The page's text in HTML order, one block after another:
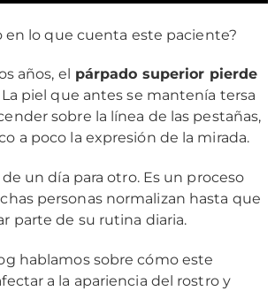
en lo que cuenta este paciente?
años, el párpado superior pierde
La piel que antes se mantenía tersa
sobre la línea de las pestañas,
a poco la expresión de la mirada.
un día para otro. Es un proceso
personas normalizan hasta que
parte de su rutina diaria.
hablamos sobre cómo este
a la apariencia del rostro y